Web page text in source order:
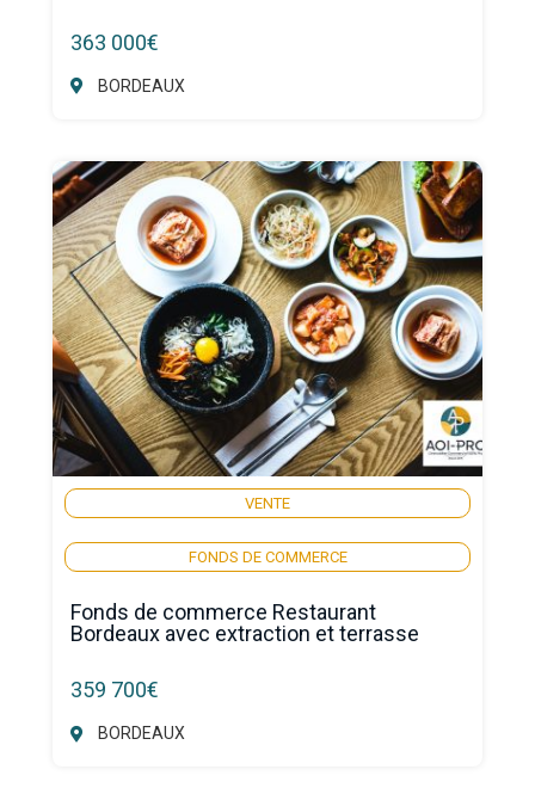
363 000€
BORDEAUX
VENTE
FONDS DE COMMERCE
Fonds de commerce Restaurant
Bordeaux avec extraction et terrasse
359 700€
BORDEAUX